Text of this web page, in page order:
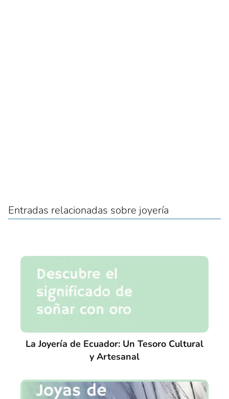
Entradas relacionadas sobre joyería
La Joyería de Ecuador: Un Tesoro Cultural
y Artesanal